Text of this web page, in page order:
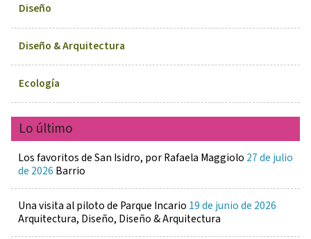
Diseño
Diseño & Arquitectura
Ecología
Lo último
Los favoritos de San Isidro, por Rafaela Maggiolo 27 de julio
de 2026 Barrio
Una visita al piloto de Parque Incario 19 de junio de 2026
Arquitectura, Diseño, Diseño & Arquitectura